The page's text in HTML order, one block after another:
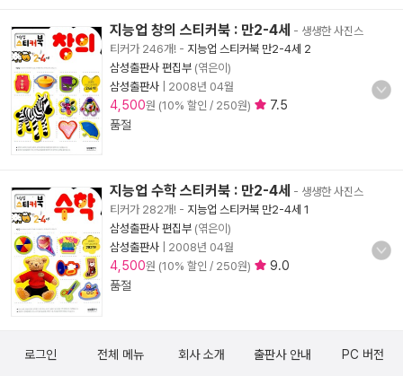
지능업 창의 스티커북 : 만2-4세 - 생생한 사진스
티커가 246개! - 지능업 스티커북 만2-4세 2
삼성출판사 편집부 (엮은이)
삼성출판사
2008년 04월
4,500원 (10% 할인 / 250원)
7.5
품절
지능업 수학 스티커북 : 만2-4세 - 생생한 사진스
티커가 282개! - 지능업 스티커북 만2-4세 1
삼성출판사 편집부 (엮은이)
삼성출판사
2008년 04월
4,500원 (10% 할인 / 250원)
9.0
품절
로그인 전체 메뉴 회사 소개 출판사 안내 PC 버전